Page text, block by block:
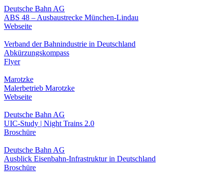
Deutsche Bahn AG
ABS 48 – Ausbaustrecke München-Lindau
Webseite
Verband der Bahnindustrie in Deutschland
Abkürzungskompass
Flyer
Marotzke
Malerbetrieb Marotzke
Webseite
Deutsche Bahn AG
UIC-Study | Night Trains 2.0
Broschüre
Deutsche Bahn AG
Ausblick Eisenbahn-Infrastruktur in Deutschland
Broschüre